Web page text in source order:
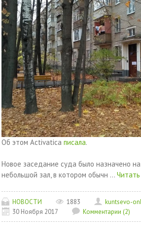
Об этом Activatica писала.
Новое заседание суда было назначено
небольшой зал, в котором обычн ...
НОВОСТИ 1883
kuntsevo-
30 Ноября 2017
Комментарии (2)